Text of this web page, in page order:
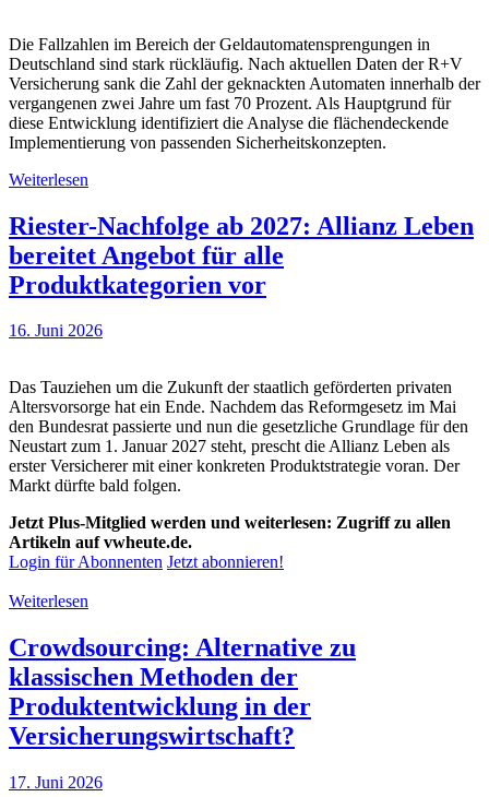
Die Fallzahlen im Bereich der Geldautomatensprengungen in
Deutschland sind stark rückläufig. Nach aktuellen Daten der R+V
Versicherung sank die Zahl der geknackten Automaten innerhalb der
vergangenen zwei Jahre um fast 70 Prozent. Als Hauptgrund für
diese Entwicklung identifiziert die Analyse die flächendeckende
Implementierung von passenden Sicherheitskonzepten.
Weiterlesen
Riester-Nachfolge ab 2027: Allianz Leben
bereitet Angebot für alle
Produktkategorien vor
16. Juni 2026
Das Tauziehen um die Zukunft der staatlich geförderten privaten
Altersvorsorge hat ein Ende. Nachdem das Reformgesetz im Mai
den Bundesrat passierte und nun die gesetzliche Grundlage für den
Neustart zum 1. Januar 2027 steht, prescht die Allianz Leben als
erster Versicherer mit einer konkreten Produktstrategie voran. Der
Markt dürfte bald folgen.
Jetzt Plus-Mitglied werden und weiterlesen: Zugriff zu allen
Artikeln auf vwheute.de.
Login für Abonnenten Jetzt abonnieren!
Weiterlesen
Crowdsourcing: Alternative zu
klassischen Methoden der
Produktentwicklung in der
Versicherungswirtschaft?
17. Juni 2026